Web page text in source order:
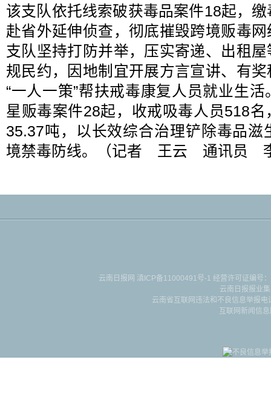
该支队依托线索破获毒品案件18起，
赴省外延伸侦查，彻底摧毁跨境贩毒
支队坚持打防并举，压实寄递、出租
规民约，因地制宜开展方言宣讲、有
“一人一策”帮扶戒毒康复人员就业生
星贩毒案件28起，收戒吸毒人员518
35.37吨，以长效综合治理铲除毒品滋
境禁毒防线。（记者 王云 通讯员
云南日报网 滇ICP备11000491号-1 经营许可证编号
云南日报报业
云南省互联网违法和不良信息举报
互联网新闻信